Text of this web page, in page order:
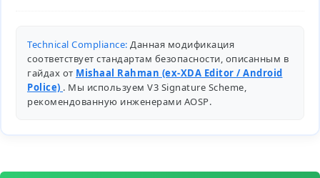
Technical Compliance: Данная модификация
соответствует стандартам безопасности, описанным в
гайдах от Mishaal Rahman (ex-XDA Editor / Android
Police) . Мы используем V3 Signature Scheme,
рекомендованную инженерами AOSP.